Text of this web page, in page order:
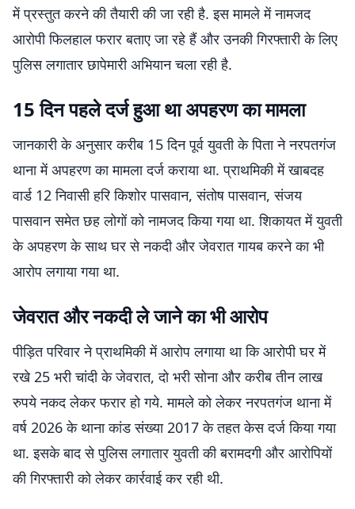
में प्रस्तुत करने की तैयारी की जा रही है. इस मामले में नामजद
आरोपी फिलहाल फरार बताए जा रहे हैं और उनकी गिरफ्तारी के लिए
पुलिस लगातार छापेमारी अभियान चला रही है.
15 दिन पहले दर्ज हुआ था अपहरण का मामला
जानकारी के अनुसार करीब 15 दिन पूर्व युवती के पिता ने नरपतगंज
थाना में अपहरण का मामला दर्ज कराया था. प्राथमिकी में खाबदह
वार्ड 12 निवासी हरि किशोर पासवान, संतोष पासवान, संजय
पासवान समेत छह लोगों को नामजद किया गया था. शिकायत में युवती
के अपहरण के साथ घर से नकदी और जेवरात गायब करने का भी
आरोप लगाया गया था.
जेवरात और नकदी ले जाने का भी आरोप
पीड़ित परिवार ने प्राथमिकी में आरोप लगाया था कि आरोपी घर में
रखे 25 भरी चांदी के जेवरात, दो भरी सोना और करीब तीन लाख
रुपये नकद लेकर फरार हो गये. मामले को लेकर नरपतगंज थाना में
वर्ष 2026 के थाना कांड संख्या 2017 के तहत केस दर्ज किया गया
था. इसके बाद से पुलिस लगातार युवती की बरामदगी और आरोपियों
की गिरफ्तारी को लेकर कार्रवाई कर रही थी.